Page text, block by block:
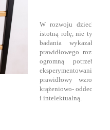
W rozwoju dziecka
istotną rolę, nie tylko
badania
prawidłowego
ogromną potrzebę
eksperymentowania.
prawidłowy wzrost i
krążeniowo- oddechowy
i intelektualną.